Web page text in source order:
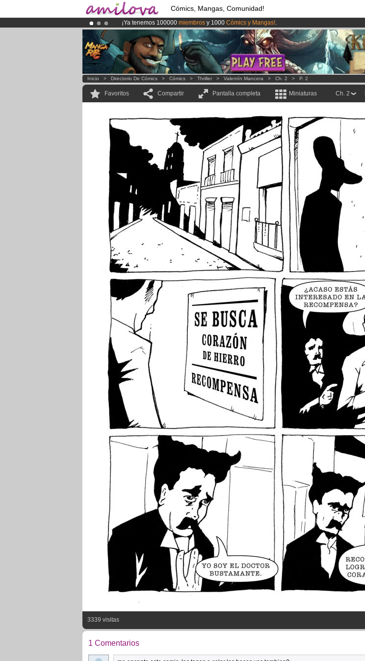
Cómics, Mangas, Comunidad!
¡Ya tenemos 100000 miembros y 1000 Cómics y Mangas!.
¡El Kickstarter Amilova está desormado lanzado!.
¡Conviertete en Premium por3.95 euros al mes!Hazte Premium ya
Inicio > Directorio De Cómics > Cómics > Thriller > Valentín Mancera > Ch. 2 > P. 2
Favoritos Compartir Pantalla completa Miniaturas Ch. 2
3339 visitas
1 Comentarios